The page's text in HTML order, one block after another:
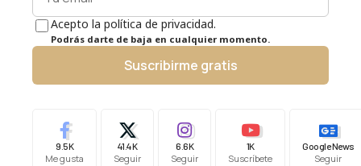
Acepto la política de privacidad.
Podrás darte de baja en cualquier momento.
Suscribirme gratis
9.5K
Me gusta
41.4K
Seguir
6.6K
Seguir
1K
Suscríbete
Google News
Seguir